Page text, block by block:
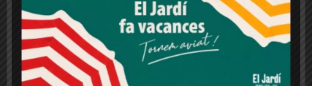
Més informació Acceptar Rebutjar tot
Quan l’usuari crea un compte al Diari el Jardí, dona el